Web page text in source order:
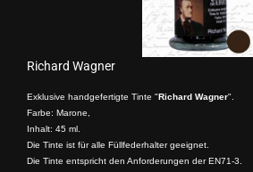
Richard Wagner
Exklusive handgefertigte Tinte "Richard Wagner".
Farbe: Marone,
Inhalt: 45 ml.
Die Tinte ist für alle Füllfederhalter geeignet.
Die Tinte entspricht den Anforderungen der EN71-3.